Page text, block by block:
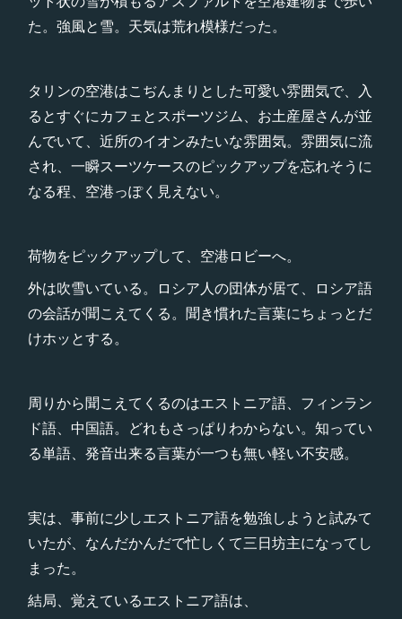
た。強風と雪。天気は荒れ模様だった。
タリンの空港はこぢんまりとした可愛い雰囲気で、入
るとすぐにカフェとスポーツジム、お土産屋さんが並
んでいて、近所のイオンみたいな雰囲気。雰囲気に流
され、一瞬スーツケースのピックアップを忘れそうに
なる程、空港っぽく見えない。
荷物をピックアップして、空港ロビーへ。
外は吹雪いている。ロシア人の団体が居て、ロシア語
の会話が聞こえてくる。聞き慣れた言葉にちょっとだ
けホッとする。
周りから聞こえてくるのはエストニア語、フィンラン
ド語、中国語。どれもさっぱりわからない。知ってい
る単語、発音出来る言葉が一つも無い軽い不安感。
実は、事前に少しエストニア語を勉強しようと試みて
いたが、なんだかんだで忙しくて三日坊主になってし
まった。
結局、覚えているエストニア語は、